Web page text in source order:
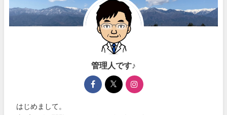
管理人です♪
はじめまして。